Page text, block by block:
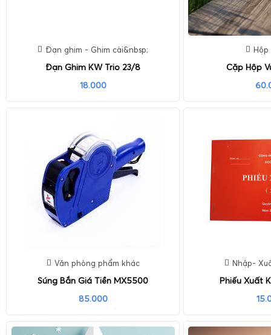
Đạn ghim - Ghim cài&nbsp;
Đạn Ghim KW Trio 23/8
18.000
Cặp Hộp
Văn phòng phẩm khác
Súng Bắn Giá Tiền MX5500
85.000
Nhập-
Phiếu Xuất